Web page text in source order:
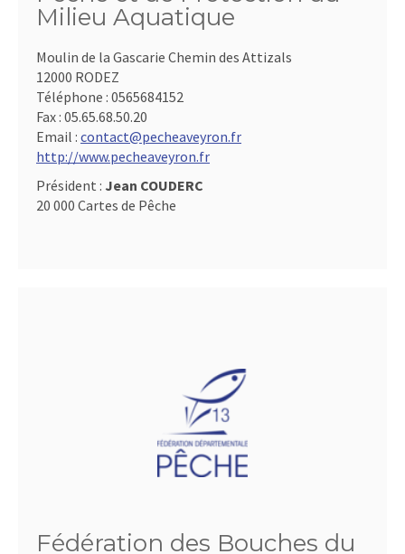
Milieu Aquatique
Moulin de la Gascarie Chemin des Attizals
12000 RODEZ
Téléphone : 0565684152
Fax : 05.65.68.50.20
Email : contact@pecheaveyron.fr
http://www.pecheaveyron.fr
Président : Jean COUDERC
20 000 Cartes de Pêche
Fédération des Bouches du